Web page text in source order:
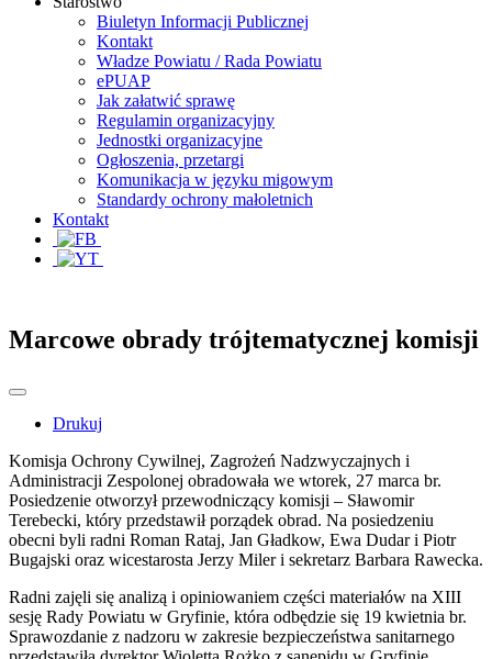
Biuletyn Informacji Publicznej
Kontakt
Władze Powiatu / Rada Powiatu
ePUAP
Jak załatwić sprawę
Regulamin organizacyjny
Jednostki organizacyjne
Ogłoszenia, przetargi
Komunikacja w języku migowym
Standardy ochrony małoletnich
Kontakt
Marcowe obrady trójtematycznej komisji
Drukuj
Komisja Ochrony Cywilnej, Zagrożeń Nadzwyczajnych i
Administracji Zespolonej obradowała we wtorek, 27 marca br.
Posiedzenie otworzył przewodniczący komisji – Sławomir
Terebecki, który przedstawił porządek obrad. Na posiedzeniu
obecni byli radni Roman Rataj, Jan Gładkow, Ewa Dudar i Piotr
Bugajski oraz wicestarosta Jerzy Miler i sekretarz Barbara Rawecka.
Radni zajęli się analizą i opiniowaniem części materiałów na XIII
sesję Rady Powiatu w Gryfinie, która odbędzie się 19 kwietnia br.
Sprawozdanie z nadzoru w zakresie bezpieczeństwa sanitarnego